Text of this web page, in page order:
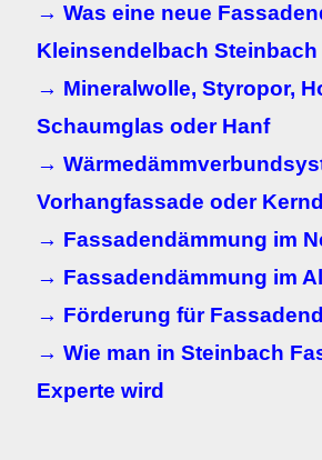
→ Was eine neue
Kleinsendelbach
→ Mineralwolle, Styropor,
Schaumglas oder Hanf
→
Vorhangfassade oder
→ Fassadendämmung im
→ Fassadendämmung im
→ Förderung für
→ Wie man in Steinbach
Experte wird